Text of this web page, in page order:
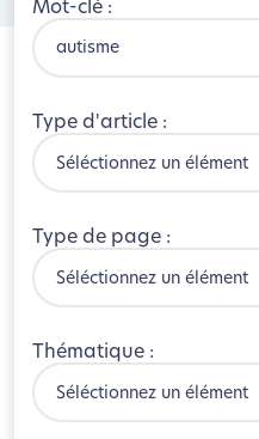
Mot-clé :
Type d'article :
Séléctionnez un élément
Type de page :
Séléctionnez un élément
Thématique :
Séléctionnez un élément